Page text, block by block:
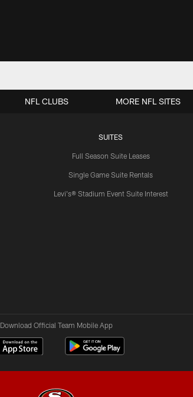
SUITES
Full Season Suite Leases
Single Game Suite Rentals
Levi's® Stadium Event Suite Interest
NFL CLUBS MORE NFL SITES
Download Official Team Mobile App